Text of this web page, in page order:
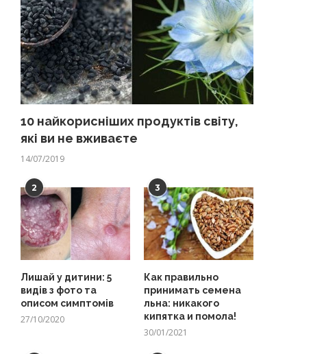
10 найкорисніших продуктів світу,
які ви не вживаєте
14/07/2019
2
Лишай у дитини: 5
видів з фото та
описом симптомів
27/10/2020
3
Как правильно
принимать семена
льна: никакого
кипятка и помола!
30/01/2021